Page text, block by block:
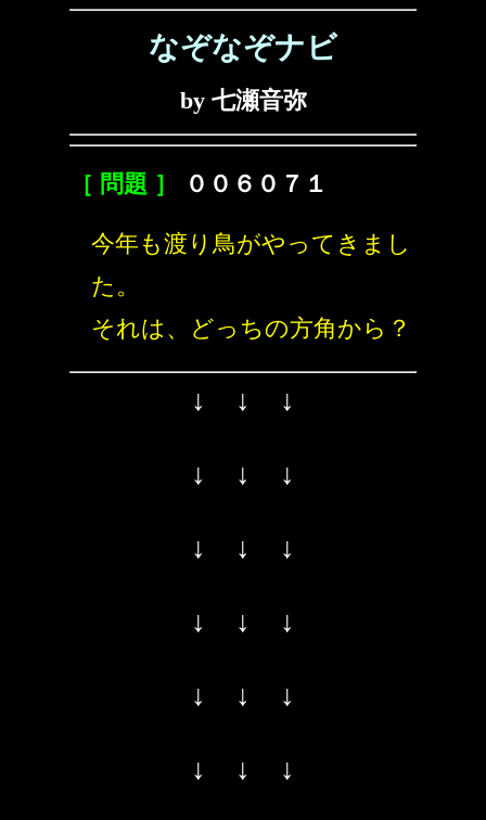
なぞなぞナビ
by 七瀬音弥
［ 問題 ］ ００６０７１
今年も渡り鳥がやってきまし
た。
それは、どっちの方角から？
↓ ↓ ↓
↓ ↓ ↓
↓ ↓ ↓
↓ ↓ ↓
↓ ↓ ↓
↓ ↓ ↓